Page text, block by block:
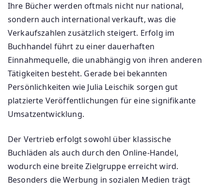
Ihre Bücher werden oftmals nicht nur national,
sondern auch international verkauft, was die
Verkaufszahlen zusätzlich steigert. Erfolg im
Buchhandel führt zu einer dauerhaften
Einnahmequelle, die unabhängig von ihren anderen
Tätigkeiten besteht. Gerade bei bekannten
Persönlichkeiten wie Julia Leischik sorgen gut
platzierte Veröffentlichungen für eine signifikante
Umsatzentwicklung.
Der Vertrieb erfolgt sowohl über klassische
Buchläden als auch durch den Online-Handel,
wodurch eine breite Zielgruppe erreicht wird.
Besonders die Werbung in sozialen Medien trägt